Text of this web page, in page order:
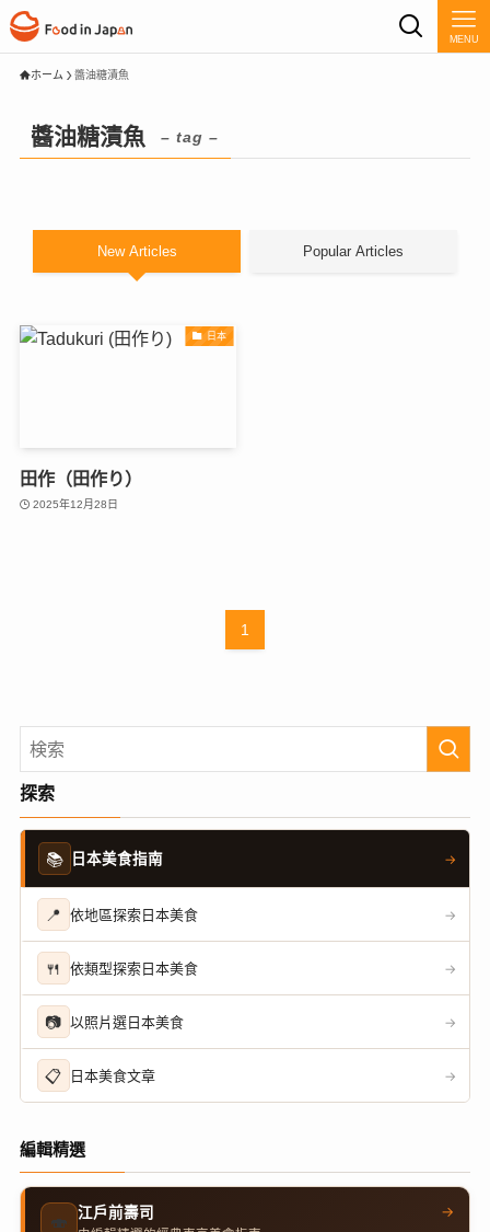
MENU
ホーム 醬油糖漬魚
醬油糖漬魚 – tag –
New Articles Popular Articles
日本
田作（田作り）
2025年12月28日
1
探索
📚 日本美食指南 →
📍 依地區探索日本美食 →
🍴 依類型探索日本美食 →
📷 以照片選日本美食 →
📋 日本美食文章 →
編輯精選
🍣 江戶前壽司 →